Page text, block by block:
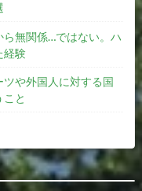
ら無関係…ではない。ハ
経験
ツや外国人に対する国
と